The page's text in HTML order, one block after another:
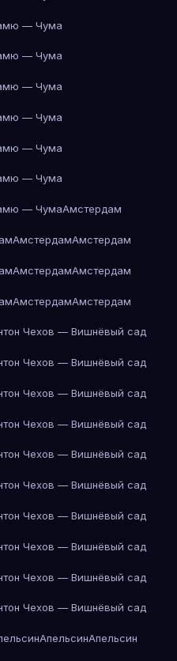
— Чума
— Чума
— Чума
— Чума
— Чума
— Чума
— ЧумаАмстердам
АмстердамАмстердам
АмстердамАмстердам
АмстердамАмстердам
Чехов — Вишнёвый сад
Чехов — Вишнёвый сад
Чехов — Вишнёвый сад
Чехов — Вишнёвый сад
Чехов — Вишнёвый сад
Чехов — Вишнёвый сад
Чехов — Вишнёвый сад
Чехов — Вишнёвый сад
Чехов — Вишнёвый сад
Чехов — Вишнёвый сад
АпельсинАпельсин